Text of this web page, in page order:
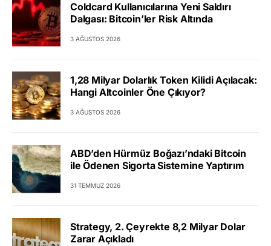
Coldcard Kullanıcılarına Yeni Saldırı
Dalgası: Bitcoin’ler Risk Altında
3 AĞUSTOS 2026
1,28 Milyar Dolarlık Token Kilidi Açılacak:
Hangi Altcoinler Öne Çıkıyor?
3 AĞUSTOS 2026
ABD’den Hürmüz Boğazı’ndaki Bitcoin
ile Ödenen Sigorta Sistemine Yaptırım
31 TEMMUZ 2026
Strategy, 2. Çeyrekte 8,2 Milyar Dolar
Zarar Açıkladı